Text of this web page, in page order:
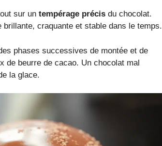
sur un tempérage précis du chocolat.
brillante, craquante et stable dans le temps.
phases successives de montée et de
de beurre de cacao. Un chocolat mal
la glace.